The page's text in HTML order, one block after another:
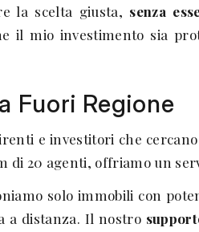
la scelta giusta, senza
il mio investimento sia
Fuori Regione
e investitori che
20 agenti, offriamo un
solo immobili con
a distanza. Il nostro